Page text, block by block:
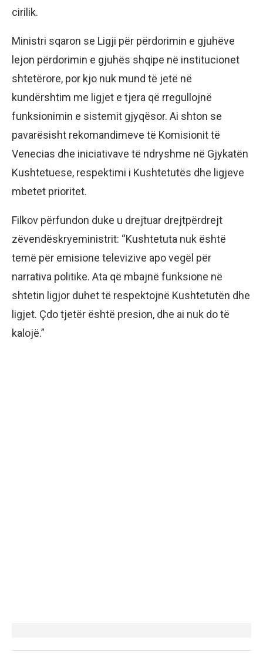
cirilik.
Ministri sqaron se Ligji për përdorimin e gjuhëve
lejon përdorimin e gjuhës shqipe në institucionet
shtetërore, por kjo nuk mund të jetë në
kundërshtim me ligjet e tjera që rregullojnë
funksionimin e sistemit gjyqësor. Ai shton se
pavarësisht rekomandimeve të Komisionit të
Venecias dhe iniciativave të ndryshme në Gjykatën
Kushtetuese, respektimi i Kushtetutës dhe ligjeve
mbetet prioritet.
Filkov përfundon duke u drejtuar drejtpërdrejt
zëvendëskryeministrit: “Kushtetuta nuk është
temë për emisione televizive apo vegël për
narrativa politike. Ata që mbajnë funksione në
shtetin ligjor duhet të respektojnë Kushtetutën dhe
ligjet. Çdo tjetër është presion, dhe ai nuk do të
kalojë.”